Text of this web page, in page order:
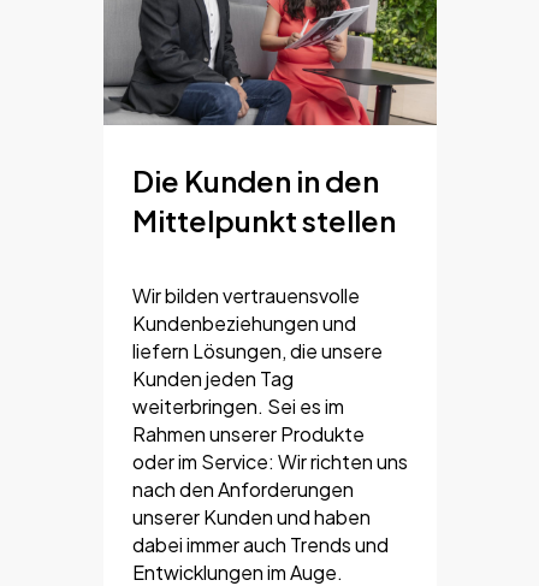
Die Kunden in den
Mittelpunkt stellen
Wir bilden vertrauensvolle
Kundenbeziehungen und
liefern Lösungen, die unsere
Kunden jeden Tag
weiterbringen. Sei es im
Rahmen unserer Produkte
oder im Service: Wir richten uns
nach den Anforderungen
unserer Kunden und haben
dabei immer auch Trends und
Entwicklungen im Auge.